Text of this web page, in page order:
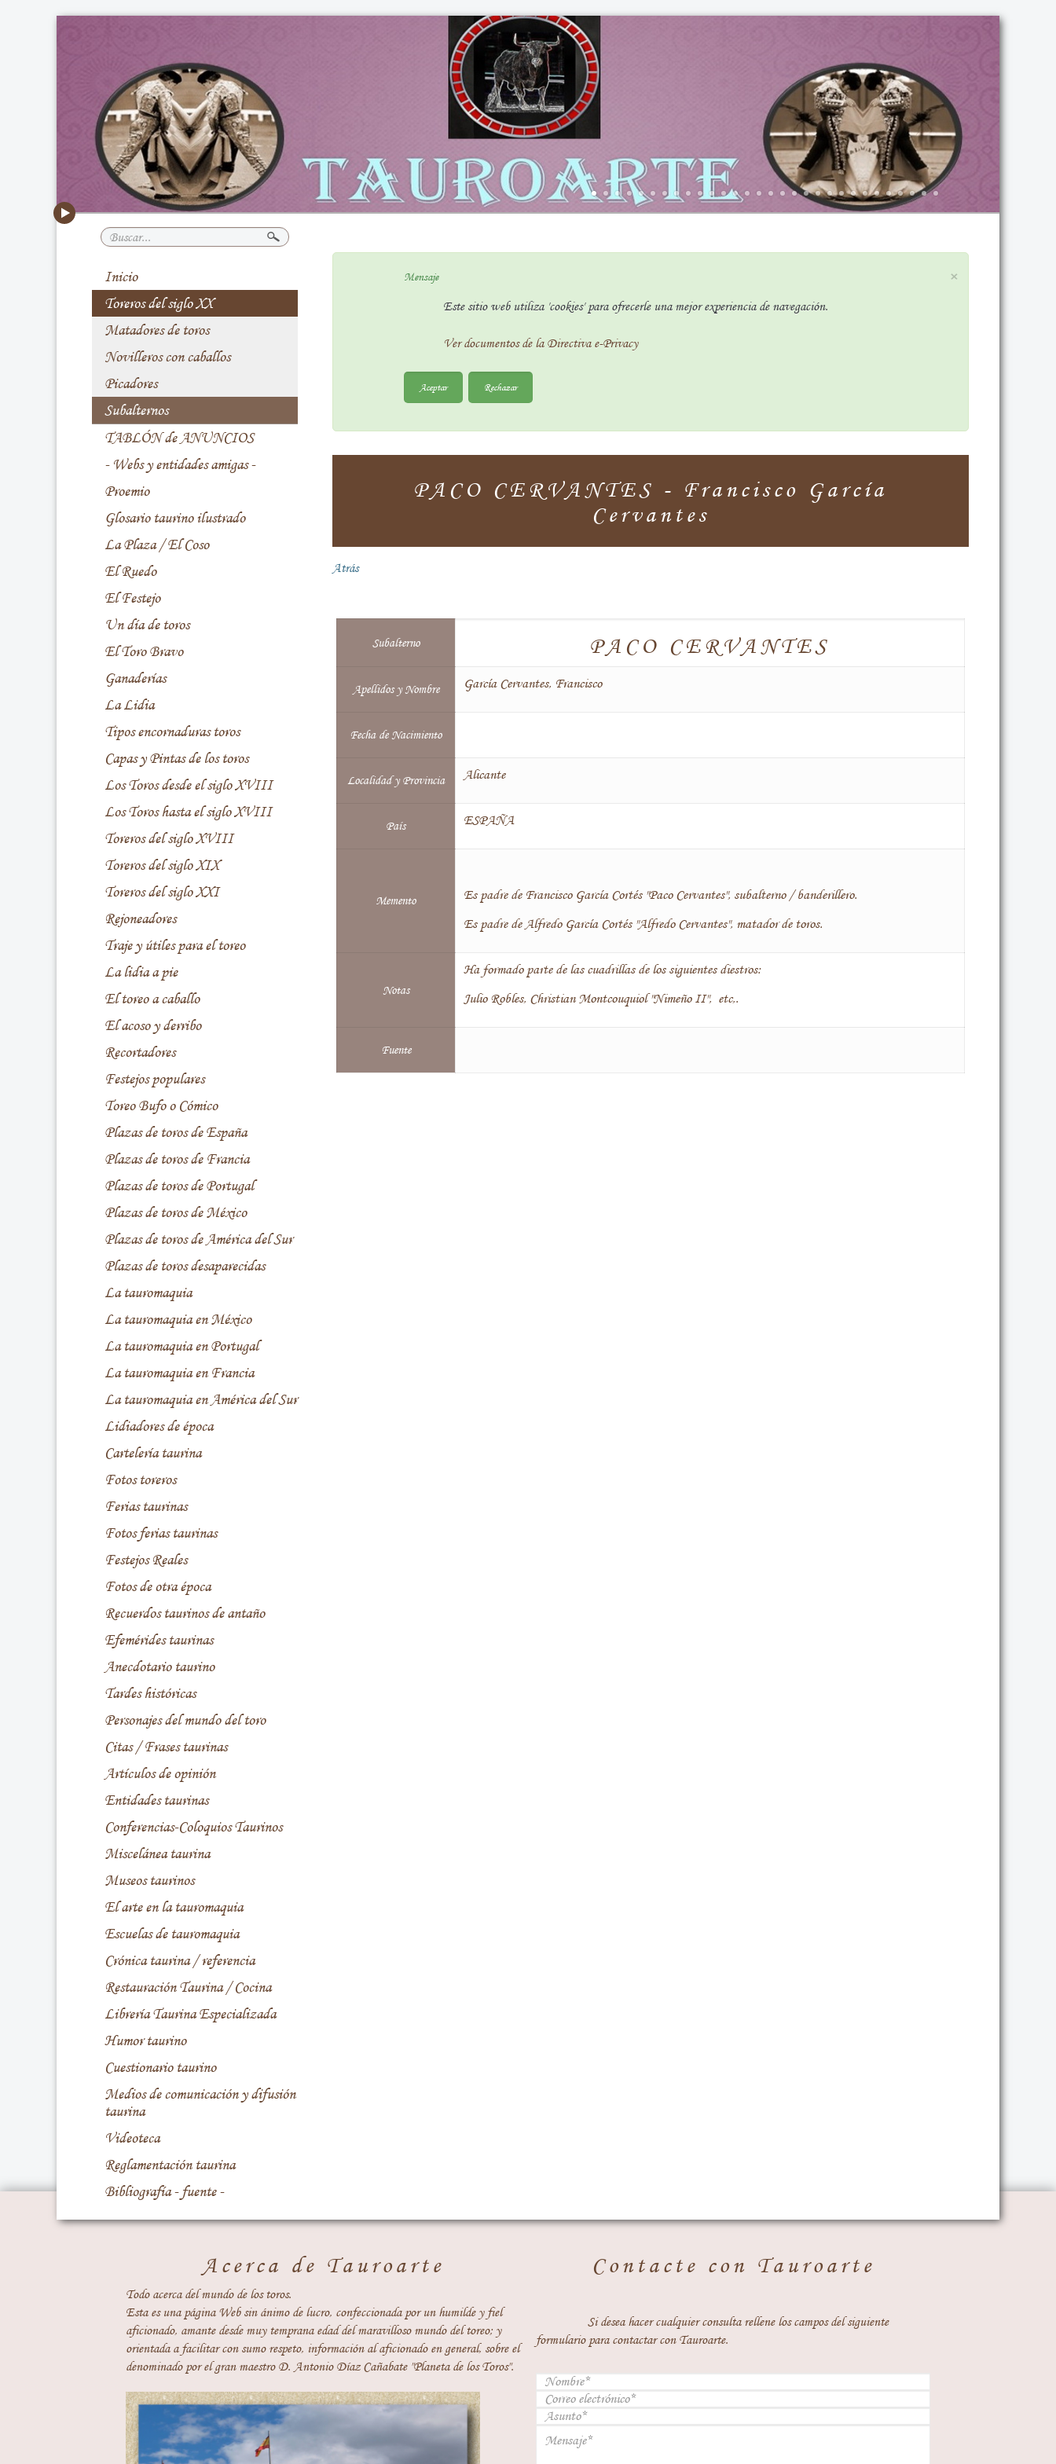
Buscar...
Inicio
Toreros del siglo XX
Matadores de toros
Novilleros con caballos
Picadores
Subalternos
TABLÓN de ANUNCIOS
- Webs y entidades amigas -
Proemio
Glosario taurino ilustrado
La Plaza / El Coso
El Ruedo
El Festejo
Un día de toros
El Toro Bravo
Ganaderías
La Lidia
Tipos encornaduras toros
Capas y Pintas de los toros
Los Toros desde el siglo XVIII
Los Toros hasta el siglo XVIII
Toreros del siglo XVIII
Toreros del siglo XIX
Toreros del siglo XXI
Rejoneadores
Traje y útiles para el toreo
La lidia a pie
El toreo a caballo
El acoso y derribo
Recortadores
Festejos populares
Toreo Bufo o Cómico
Plazas de toros de España
Plazas de toros de Francia
Plazas de toros de Portugal
Plazas de toros de México
Plazas de toros de América del Sur
Plazas de toros desaparecidas
La tauromaquia
La tauromaquia en México
La tauromaquia en Portugal
La tauromaquia en Francia
La tauromaquia en América del Sur
Lidiadores de época
Cartelería taurina
Fotos toreros
Ferias taurinas
Fotos ferias taurinas
Festejos Reales
Fotos de otra época
Recuerdos taurinos de antaño
Efemérides taurinas
Anecdotario taurino
Tardes históricas
Personajes del mundo del toro
Citas / Frases taurinas
Artículos de opinión
Entidades taurinas
Conferencias-Coloquios Taurinos
Miscelánea taurina
Museos taurinos
El arte en la tauromaquia
Escuelas de tauromaquia
Crónica taurina / referencia
Restauración Taurina / Cocina
Librería Taurina Especializada
Humor taurino
Cuestionario taurino
Medios de comunicación y difusión
taurina
Videoteca
Reglamentación taurina
Bibliografía - fuente -
×
Mensaje
Este sitio web utiliza 'cookies' para ofrecerle una mejor experiencia de navegación.
Ver documentos de la Directiva e-Privacy
Aceptar Rechazar
PACO CERVANTES - Francisco García
Cervantes
Atrás
Subalterno PACO CERVANTES
Apellidos y Nombre García Cervantes, Francisco
Fecha de Nacimiento
Localidad y Provincia Alicante
País ESPAÑA
Memento
Es padre de Francisco García Cortés "Paco Cervantes", subalterno / banderillero.
Es padre de Alfredo García Cortés "Alfredo Cervantes", matador de toros.
Notas
Ha formado parte de las cuadrillas de los siguientes diestros:
Julio Robles, Christian Montcouquiol "Nimeño II", etc,.
Fuente
Acerca de Tauroarte
Todo acerca del mundo de los toros.
Esta es una página Web sin ánimo de lucro, confeccionada por un humilde y fiel
aficionado, amante desde muy temprana edad del maravilloso mundo del toreo; y
orientada a facilitar con sumo respeto, información al aficionado en general, sobre el
denominado por el gran maestro D. Antonio Díaz Cañabate "Planeta de los Toros".
Contacte con Tauroarte
Si desea hacer cualquier consulta rellene los campos del siguiente
formulario para contactar con Tauroarte.